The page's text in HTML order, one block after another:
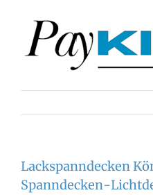
springen
Lackspanndecken
Spanndecken-